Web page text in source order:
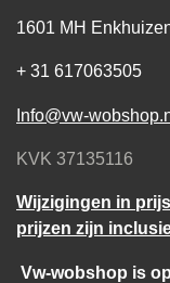
1601 MH
+ 31 617063505
Info@vw-
KVK 37135116
Wijzigingen in
prijzen zijn
Vw-wobshop is